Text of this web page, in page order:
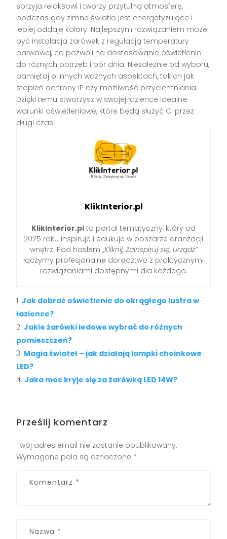
sprzyja relaksowi i tworzy przytulną atmosferę,
podczas gdy zimne światło jest energetyzujące i
lepiej oddaje kolory. Najlepszym rozwiązaniem może
być instalacja żarówek z regulacją temperatury
barwowej, co pozwoli na dostosowanie oświetłenia
do różnych potrzeb i pór dnia. Niezależnie od wyboru,
pamiętaj o innych ważnych aspektach, takich jak
stopień ochrony IP czy możliwość przyciemniania.
Dzięki temu stworzysz w swojej łazience idealne
warunki oświetleniowe, które będą służyć Ci przez
długi czas.
KlikInterior.pl
KlikInterior.pl to portal tematyczny, który od
2025 roku inspiruje i edukuje w obszarze aranżacji
wnętrz. Pod hasłem „Kliknij, Zainspiruj się, Urządź”
łączymy profesjonalne doradztwo z praktycznymi
rozwiązaniami dostępnymi dla każdego.
Jak dobrać oświetlenie do okrągłego lustra w
łazience?
Jakie żarówki ledowe wybrać do różnych
pomieszczeń?
Magia świateł – jak działają lampki choinkowe
LED?
Jaka moc kryje się za żarówką LED 14W?
Prześlij komentarz
Twój adres email nie zostanie opublikowany.
Wymagane pola są oznaczone *